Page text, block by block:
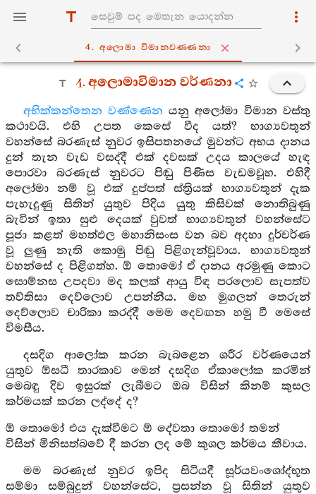
4. අලොමා විමානවණ‍්ණනා
4. අලොමාවිමාන වර්ණනා
අභික්කන්තෙන වණ්ණෙන යනු අලෝමා විමාන වස්තු
කථාවයි. එහි උපත කෙසේ වීද යත්? භාග්‍යවතුන්
වහන්සේ බරණැස් නුවර ඉසිපතනයේ මුවන්ට අභය දානය
දුන් තැන වැඩ වසද්දී එක් දවසක් උදය කාලයේ හැඳ
පොරවා බරණැස් නුවරට පිඬු පිණිස වැඩමවූහ. එහිදී
අලෝමා නම් වූ එක් දුප්පත් ස්ත්‍රියක් භාග්‍යවතුන් දැක
පැහැදුණු සිතින් යුතුව පිදිය යුතු කිසිවක් නොතිබුණු
බැවින් ඉතා සුළු දෙයක් වුවත් භාග්‍යවතුන් වහන්සේට
පූජා කළත් මහත්ඵල මහානිසංස වන බව අදහා දුර්වර්ණ
වූ ලුණු නැති කොමු පිඬු පිළිගැන්වූවාය. භාග්‍යවතුන්
වහන්සේ ද පිළිගත්හ. ඕ තොමෝ ඒ දානය අරමුණු කොට
සොම්නස උපදවා මද කලක් ආයු විඳ පරලොව සැපත්ව
තව්තිසා දෙව්ලොව උපන්නීය. මහ මුගලන් තෙරුන්
දෙව්ලොව චාරිකා කරද්දී මෙම දෙවඟන හමු වී මෙසේ
විමසීය.
දසදිග ආලෝක කරන බැබළෙන ශරීර වර්ණයෙන්
යුතුව ඕසධී තාරකාව මෙන් දසදිග ඒකාලෝක කරමින්
මෙබඳු දිව ඉසුරක් ලැබීමට ඔබ විසින් කිනම් කුසල
කර්මයක් කරන ලද්දේ ද?
ඕ තොමෝ එය දැක්වීමට ඕ දේවතා තොමෝ තමන්
විසින් මිනිසත්බවේ දී කරන ලද මේ කුශල කර්මය කීවාය.
මම බරණැස් නුවර ඉපිද සිටියදී සූර්යවංශෝද්භූත
සම්මා සම්බුදුන් වහන්සේට, ප්‍රසන්න වූ සිතින් යුතුව